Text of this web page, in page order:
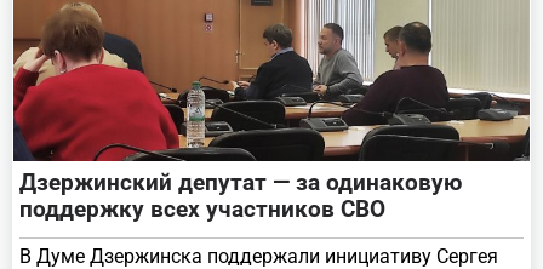
Дзержинский депутат — за одинаковую
поддержку всех участников СВО
В Думе Дзержинска поддержали инициативу Сергея